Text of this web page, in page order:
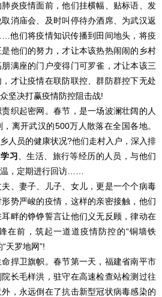
疫情面前，他们挂横幅、贴标语、发
消庙会、及时叫停待办酒席、为武汉返
他们将疫情知识传播到田间地头，将疫
他们的努力，才让本该热热闹闹的乡村
满座的门户变得门可罗雀，才让本该三
才让疫情在联防联控、群防群控下无处
坚决打赢疫情防控阻击战!
起密网。春节，是一场波澜壮阔的人
离开武汉的500万人散落在全国各地。
人员的健康状况?他们走村入户，深入排
学习 、生活、旅行等经历的人员，与他们
，定期进行回访……
妻子、儿子、女儿，更是一个个病毒
势严峻的疫情，这样的亲密接触，他们
畔的铮铮誓言让他们义无反顾，律动在
在前，筑起一道道疫情防控的“铜墙铁
天罗地网”!
卫旗帜。春节第一天，福建省南平市
长毛样洪，驻守在高速检查站检测过往
，永远倒在了抗击新型冠状病毒感染的